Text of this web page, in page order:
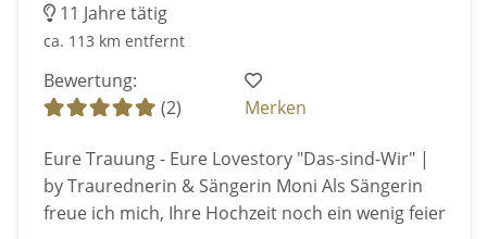
11 Jahre tätig
ca. 113 km entfernt
Bewertung:
(2)
Merken
Eure Trauung - Eure Lovestory "Das-sind-Wir" |
by Traurednerin & Sängerin Moni Als Sängerin
freue ich mich, Ihre Hochzeit noch ein wenig feier